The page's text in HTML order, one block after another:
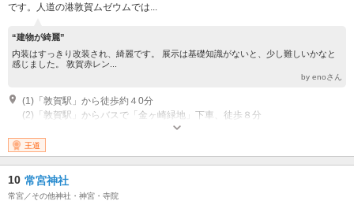
です。人道の港敦賀ムゼウムでは...
“建物が綺麗”
内装はすっきり改装され、綺麗です。 展示は基礎知識がないと、少し難しいかなと
感じました。 敦賀赤レン...
by enoさん
(1)「敦賀駅」から徒歩約４0分
(2)「敦賀駅」からバスで「金ヶ崎緑地」下車、徒歩８分
開館時間：9:00～17:00 休館日：毎週水曜日（水曜日が祝日の場合はその翌
日）、年末年始
王道
10 常宮神社
常宮／その他神社・神宮・寺院